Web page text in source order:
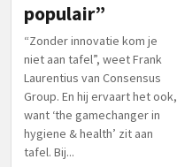
populair”
“Zonder innovatie kom je
niet aan tafel”, weet Frank
Laurentius van Consensus
Group. En hij ervaart het ook,
want ‘the gamechanger in
hygiene & health’ zit aan
tafel. Bij...